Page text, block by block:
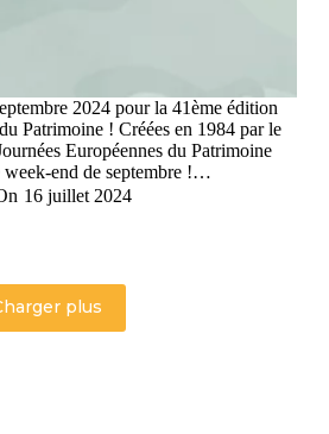
2024 pour la 41ème édition
Patrimoine ! Créées en 1984 par le
Européennes du Patrimoine
week-end de septembre !…
16 juillet 2024
plus